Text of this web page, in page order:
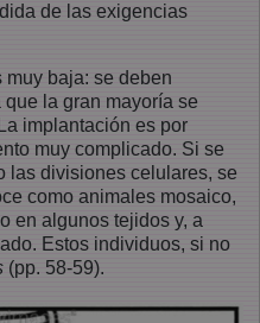
de las exigencias
muy baja: se deben
la gran mayoría se
implantación es por
muy complicado. Si se
las divisiones celulares, se
como animales mosaico,
en algunos tejidos y, a
Estos individuos, si no
(pp. 58-59).